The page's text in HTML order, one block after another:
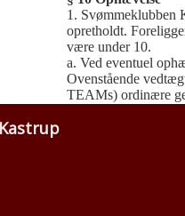
1.
opretholdt.
være under 10.
a. Ved eventuel
Ovenstående
TEAMs) ordinære